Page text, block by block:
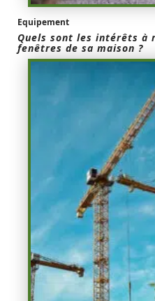
Equipement
Quels sont les intérêts à
fenêtres de sa maison ?